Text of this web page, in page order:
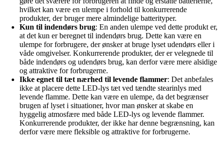
hvilket kan være en ulempe i forhold til konkurrerende
produkter, der bruger mere almindelige batterityper.
Kun til indendørs brug: En anden ulempe ved dette produkt er,
at det kun er beregnet til indendørs brug. Dette kan være en
ulempe for forbrugere, der ønsker at bruge lyset udendørs eller i
våde omgivelser. Konkurrerende produkter, der er velegnede til
både indendørs og udendørs brug, kan derfor være mere alsidige
og attraktive for forbrugerne.
Ikke egnet til tæt nærhed til levende flammer: Det anbefales
ikke at placere dette LED-lys tæt ved tændte stearinlys med
levende flamme. Dette kan være en ulempe, da det begrænser
brugen af lyset i situationer, hvor man ønsker at skabe en
hyggelig atmosfære med både LED-lys og levende flammer.
Konkurrerende produkter, der ikke har denne begrænsning, kan
derfor være mere fleksible og attraktive for forbrugerne.